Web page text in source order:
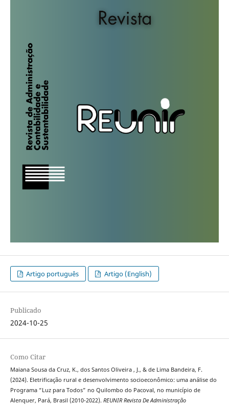
Artigo português Artigo (English)
Publicado
2024-10-25
Como Citar
Maiana Sousa da Cruz, K., dos Santos Oliveira , J., & de Lima Bandeira, F.
(2024). Eletrificação rural e desenvolvimento socioeconômico: uma análise do
Programa “Luz para Todos” no Quilombo do Pacoval, no município de
Alenquer, Pará, Brasil (2010-2022). REUNIR Revista De Administração